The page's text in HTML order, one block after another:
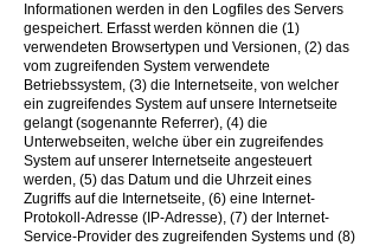
Informationen werden in den Logfiles des Servers
gespeichert. Erfasst werden können die (1)
verwendeten Browsertypen und Versionen, (2) das
vom zugreifenden System verwendete
Betriebssystem, (3) die Internetseite, von welcher
ein zugreifendes System auf unsere Internetseite
gelangt (sogenannte Referrer), (4) die
Unterwebseiten, welche über ein zugreifendes
System auf unserer Internetseite angesteuert
werden, (5) das Datum und die Uhrzeit eines
Zugriffs auf die Internetseite, (6) eine Internet-
Protokoll-Adresse (IP-Adresse), (7) der Internet-
Service-Provider des zugreifenden Systems und (8)